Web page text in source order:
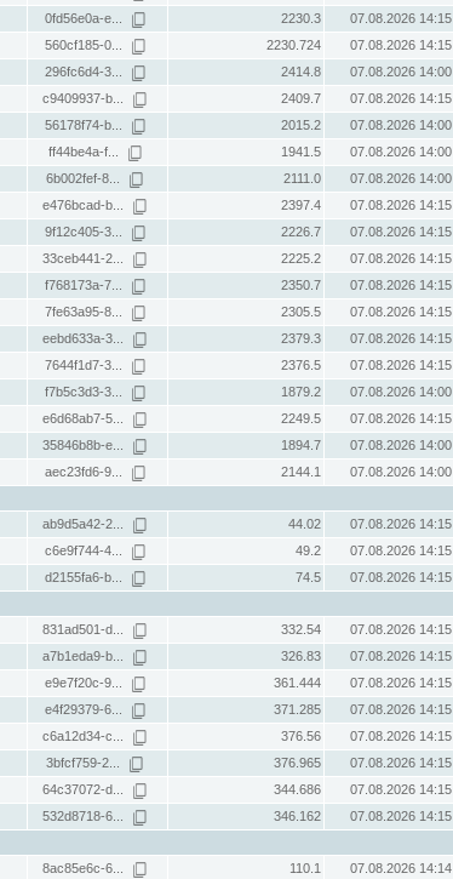
0fd56e0a-e... 2230.3
07.08.2026 14:15
560cf185-0... 2230.724
07.08.2026 14:15
296fc6d4-3... 2414.8
07.08.2026 14:00
c9409937-b... 2409.7
07.08.2026 14:15
56178f74-b... 2015.2
07.08.2026 14:00
ff44be4a-f... 1941.5
07.08.2026 14:00
6b002fef-8... 2111.0
07.08.2026 14:00
e476bcad-b... 2397.4
07.08.2026 14:15
9f12c405-3... 2226.7
07.08.2026 14:15
33ceb441-2... 2225.2
07.08.2026 14:15
f768173a-7... 2350.7
07.08.2026 14:15
7fe63a95-8... 2305.5
07.08.2026 14:15
eebd633a-3... 2379.3
07.08.2026 14:15
7644f1d7-3... 2376.5
07.08.2026 14:15
f7b5c3d3-3... 1879.2
07.08.2026 14:00
e6d68ab7-5... 2249.5
07.08.2026 14:15
35846b8b-e... 1894.7
07.08.2026 14:00
aec23fd6-9... 2144.1
07.08.2026 14:00
ab9d5a42-2... 44.02
07.08.2026 14:15
c6e9f744-4... 49.2
07.08.2026 14:15
d2155fa6-b... 74.5
07.08.2026 14:15
831ad501-d... 332.54
07.08.2026 14:15
a7b1eda9-b... 326.83
07.08.2026 14:15
e9e7f20c-9... 361.444
07.08.2026 14:15
e4f29379-6... 371.285
07.08.2026 14:15
c6a12d34-c... 376.56
07.08.2026 14:15
3bfcf759-2... 376.965
07.08.2026 14:15
64c37072-d... 344.686
07.08.2026 14:15
532d8718-6... 346.162
07.08.2026 14:15
8ac85e6c-6... 110.1
07.08.2026 14:14